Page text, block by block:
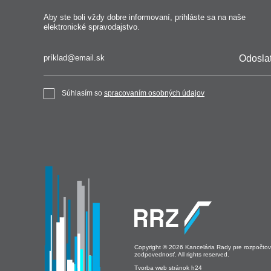
Aby ste boli vždy dobre informovaní, prihláste sa na naše
elektronické spravodajstvo.
Súhlasím so spracovaním osobných údajov
Copyright © 2026 Kancelária Rady pre
zodpovednosť. All rights reserved.
Tvorba web stránok h24